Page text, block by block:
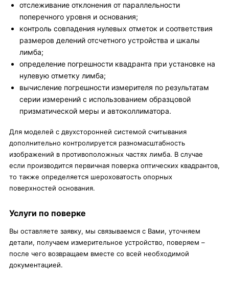
отслеживание отклонения от параллельности
поперечного уровня и основания;
контроль совпадения нулевых отметок и соответствия
размеров делений отсчетного устройства и шкалы
лимба;
определение погрешности квадранта при установке на
нулевую отметку лимба;
вычисление погрешности измерителя по результатам
серии измерений с использованием образцовой
призматической меры и автоколлиматора.
Для моделей с двухсторонней системой считывания
дополнительно контролируется разномасштабность
изображений в противоположных частях лимба. В случае
если производится первичная поверка оптических квадрантов,
то также определяется шероховатость опорных
поверхностей основания.
Услуги по поверке
Вы оставляете заявку, мы связываемся с Вами, уточняем
детали, получаем измерительное устройство, поверяем –
после чего возвращаем вместе со всей необходимой
документацией.